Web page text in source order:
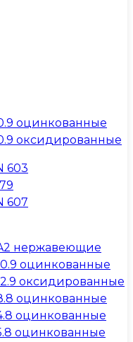
оцинкованные
оксидированные
603
607
нержавеющие
оцинкованные
оксидированные
оцинкованные
оцинкованные
оцинкованные